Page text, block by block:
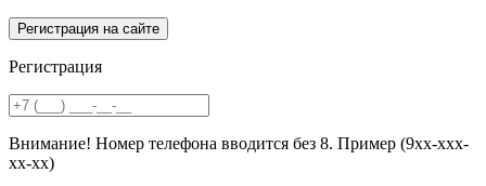
Регистрация
Внимание! Номер телефона вводится без 8. Пример (9хх-ххх-
хх-хх)